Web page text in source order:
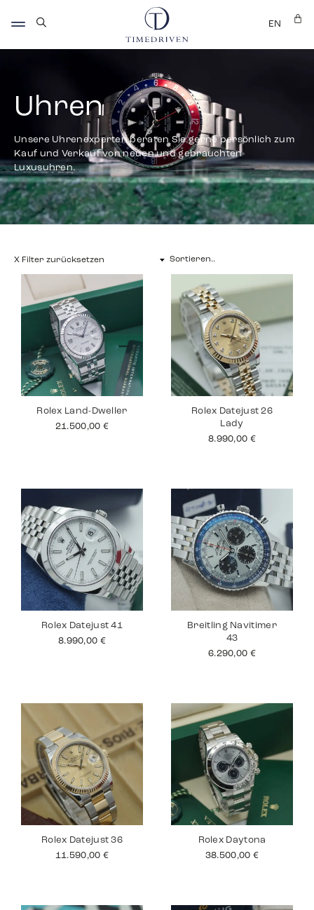
EN
Uhren
Unsere Uhrenexperten beraten Sie gerne persönlich zum
Kauf und Verkauf von neuen und gebrauchten
Luxusuhren.
X Filter zurücksetzen
Rolex Land-Dweller
21.500,00 €
Rolex Datejust 26
Lady
8.990,00 €
Rolex Datejust 41
8.990,00 €
Breitling Navitimer
43
6.290,00 €
Rolex Datejust 36
11.590,00 €
Rolex Daytona
38.500,00 €